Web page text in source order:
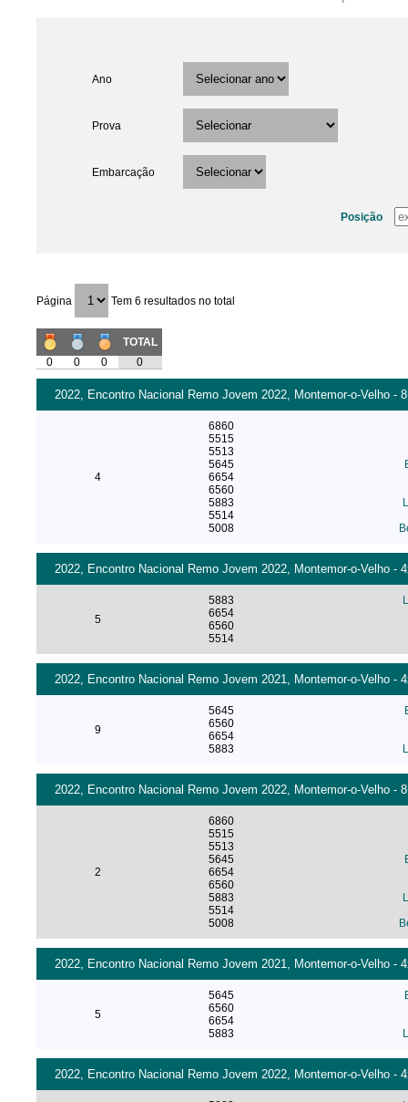
Ano
Prova
Embarcação
Posição
Página Tem 6 resultados no total
TOTAL
0
0 0 0
2022, Encontro Nacional Remo Jovem 2022, Montemor-o-Velho -
4
6860
5515
5513
5645
6654
6560
5883
5514
5008
2022, Encontro Nacional Remo Jovem 2022, Montemor-o-Velho -
5
5883
6654
6560
5514
2022, Encontro Nacional Remo Jovem 2021, Montemor-o-Velho -
9
5645
6560
6654
5883
2022, Encontro Nacional Remo Jovem 2022, Montemor-o-Velho -
2
6860
5515
5513
5645
6654
6560
5883
5514
5008
2022, Encontro Nacional Remo Jovem 2021, Montemor-o-Velho -
5
5645
6560
6654
5883
2022, Encontro Nacional Remo Jovem 2022, Montemor-o-Velho -